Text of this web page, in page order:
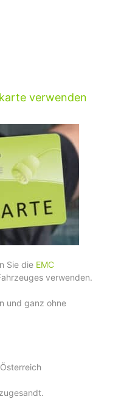
verwenden
Sie die EMC
verwenden.
und ganz ohne